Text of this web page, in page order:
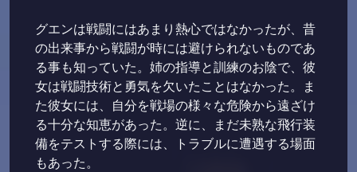
グエンは戦闘にはあまり熱心ではなかったが、昔
の出来事から戦闘が時には避けられないものであ
る事も知っていた。姉の指導と訓練のお陰で、彼
女は戦闘技術と勇気を欠いたことはなかった。ま
た彼女には、自分を戦場の様々な危険から遠ざけ
る十分な知恵があった。逆に、まだ未熟な飛行装
備をテストする際には、トラブルに遭遇する場面
もあった。